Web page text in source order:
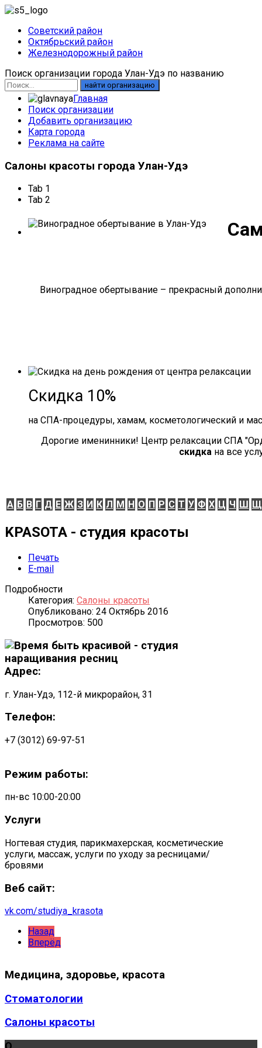
Советский район
Октябрьский район
Железнодорожный район
Поиск организации города Улан-Удэ по названию
найти организацию
Главная
Поиск организации
Добавить организацию
Карта города
Реклама на сайте
Салоны красоты города Улан-Удэ
Tab 1
Tab 2
Виноградное обертывание – прекрасный
Скидка 10%
на СПА-процедуры, хамам, косметологический и
Дорогие именинники! Центр релаксации СПА
скидкана все
А Б В Г Д Е Ж З И К Л М Н О П Р С Т У Ф Х Ц Ч Ш Щ
KPASOTA - студия красоты
Печать
E-mail
Подробности
Категория: Салоны красоты
Опубликовано: 24 Октябрь 2016
Просмотров: 500
Адрес:
г. Улан-Удэ, 112-й микрорайон, 31
Телефон:
+7 (3012) 69-97-51
Режим работы:
пн-вс 10:00-20:00
Услуги
Ногтевая студия, парикмахерская, косметические
услуги, массаж, услуги по уходу за ресницами/
бровями
Веб сайт:
vk.com/studiya_krasota
Назад
Вперёд
Медицина, здоровье, красота
Стоматологии
Салоны красоты